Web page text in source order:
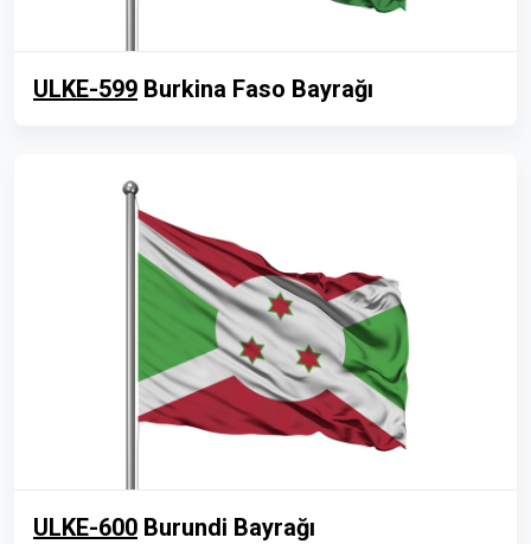
ULKE-599 Burkina Faso Bayrağı
ULKE-600 Burundi Bayrağı